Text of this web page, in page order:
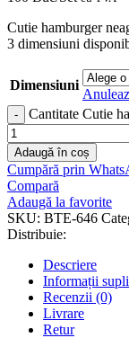
Cutie hamburger
3 dimensiuni
Dimensiuni
Cantitate Cutie
Adaugă în coș
Cumpără prin
Compară
Adaugă la favorite
SKU: BTE-646
Distribuie:
Descriere
Informații
Recenzii (0)
Livrare
Retur